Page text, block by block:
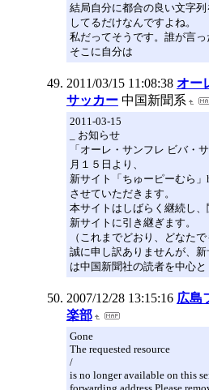
結局自分に都合の良い文字
してるだけなんですよね。
私だってそうです。誰が言っ
そこに自分は
2011/03/15 11:08:38 オー
サッカー 中国新聞系
2011-03-15
_ お知らせ
「オーレ・サンフレ ビバ・
月１５日より、
新サイト「ちゅーピーむら
させていただきます。
本サイトはしばらく継続し
新サイトに引き継ぎます。
（これまでどおり、どなた
誠に申し訳ありませんが、新
は中国新聞社の読者を中心と
2007/12/28 13:15:16 広島
楽部
Gone
The requested resource
/
is no longer available on this